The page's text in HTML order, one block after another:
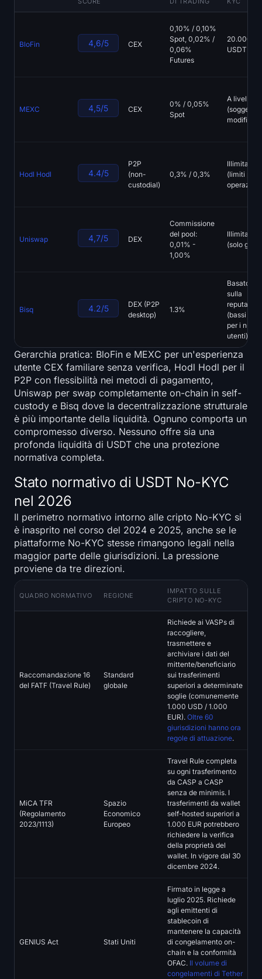
BloFin 4,6/5 CEX
0,10% / 0,10%
Spot, 0,02% /
0,06%
Futures
20.000
USDT /
MEXC 4,5/5 CEX
0% / 0,05%
Spot
A livelli
(soggetto
modifiche)
Hodl Hodl 4.4/5
P2P
(non-
custodial)
0,3% / 0,3%
Illimitato
(limiti per
Uniswap 4,7/5 DEX
Commissione
del pool:
0,01% -
1,00%
Illimitato
(solo gas)
Bisq 4.2/5
DEX (P2P
desktop)
1.3%
Basato
sulla
(bassi
per i nuovi
utenti)
Gerarchia pratica: BloFin e MEXC per un'esperienza
utente CEX familiare senza verifica, Hodl Hodl per il
P2P con flessibilità nei metodi di pagamento,
Uniswap per swap completamente on-chain in self-
custody e Bisq dove la decentralizzazione strutturale
è più importante della liquidità. Ognuno comporta un
compromesso diverso. Nessuno offre sia una
profonda liquidità di USDT che una protezione
normativa completa.
Stato normativo di USDT No-KYC
nel 2026
Il perimetro normativo intorno alle cripto No-KYC si
è inasprito nel corso del 2024 e 2025, anche se le
piattaforme No-KYC stesse rimangono legali nella
maggior parte delle giurisdizioni. La pressione
proviene da tre direzioni.
QUADRO NORMATIVO REGIONE
IMPATTO SULLE
CRIPTO NO-KYC
Raccomandazione 16
del FATF (Travel Rule)
Standard
globale
Richiede ai VASPs di
raccogliere,
trasmettere e
archiviare i dati del
mittente/beneficiario
sui trasferimenti
superiori a determinate
soglie (comunemente
1.000 USD / 1.000
EUR). Oltre 60
giurisdizioni hanno ora
regole di attuazione.
MiCA TFR
(Regolamento
2023/1113)
Spazio
Economico
Europeo
Travel Rule completa
su ogni trasferimento
da CASP a CASP
senza de minimis. I
trasferimenti da wallet
self-hosted superiori a
1.000 EUR potrebbero
richiedere la verifica
della proprietà del
wallet. In vigore dal 30
dicembre 2024.
GENIUS Act Stati Uniti
Firmato in legge a
luglio 2025. Richiede
agli emittenti di
stablecoin di
mantenere la capacità
di congelamento on-
chain e la conformità
OFAC. Il volume di
congelamenti di Tether